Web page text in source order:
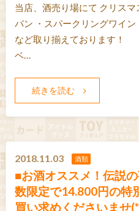
当店、酒売り場にて クリス
パン ・スパークリングワイ
など取り揃えております！
ベ…
続きを読む
2018.11.03 酒類
■お酒オススメ！伝説
数限定で14.800円の特
買い求めくださいませ